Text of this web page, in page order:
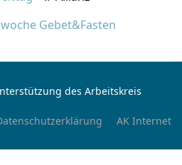
Gebet&Fasten
des Arbeitskreis
AK Internet